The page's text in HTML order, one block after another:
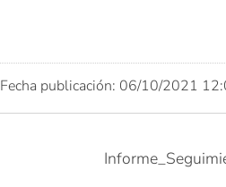
Fecha publicación: 06/10/2021